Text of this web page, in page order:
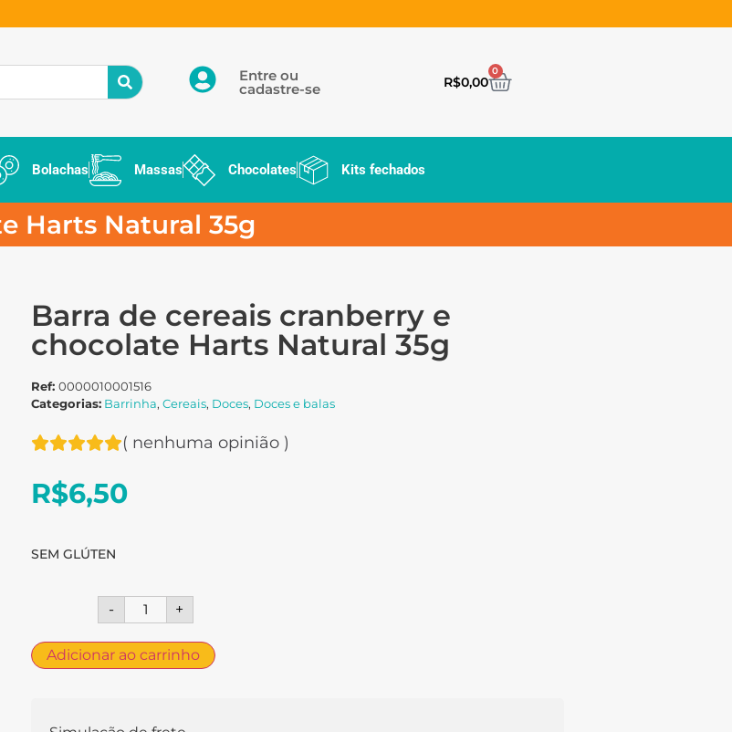
Entre ou
cadastre-se R$0,00
0
Bolachas Massas Chocolates Kits fechados
Harts Natural 35g
Barra de cereais cranberry e
chocolate Harts Natural 35g
Ref: 0000010001516
Categorias: Barrinha, Cereais, Doces, Doces e balas
( nenhuma opinião )
R$6,50
SEM GLÚTEN
- +
Adicionar ao carrinho